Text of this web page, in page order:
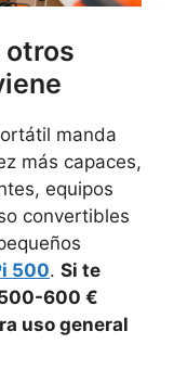
otros
manda
más capaces,
equipos
convertibles
500. Si te
600 €
uso general